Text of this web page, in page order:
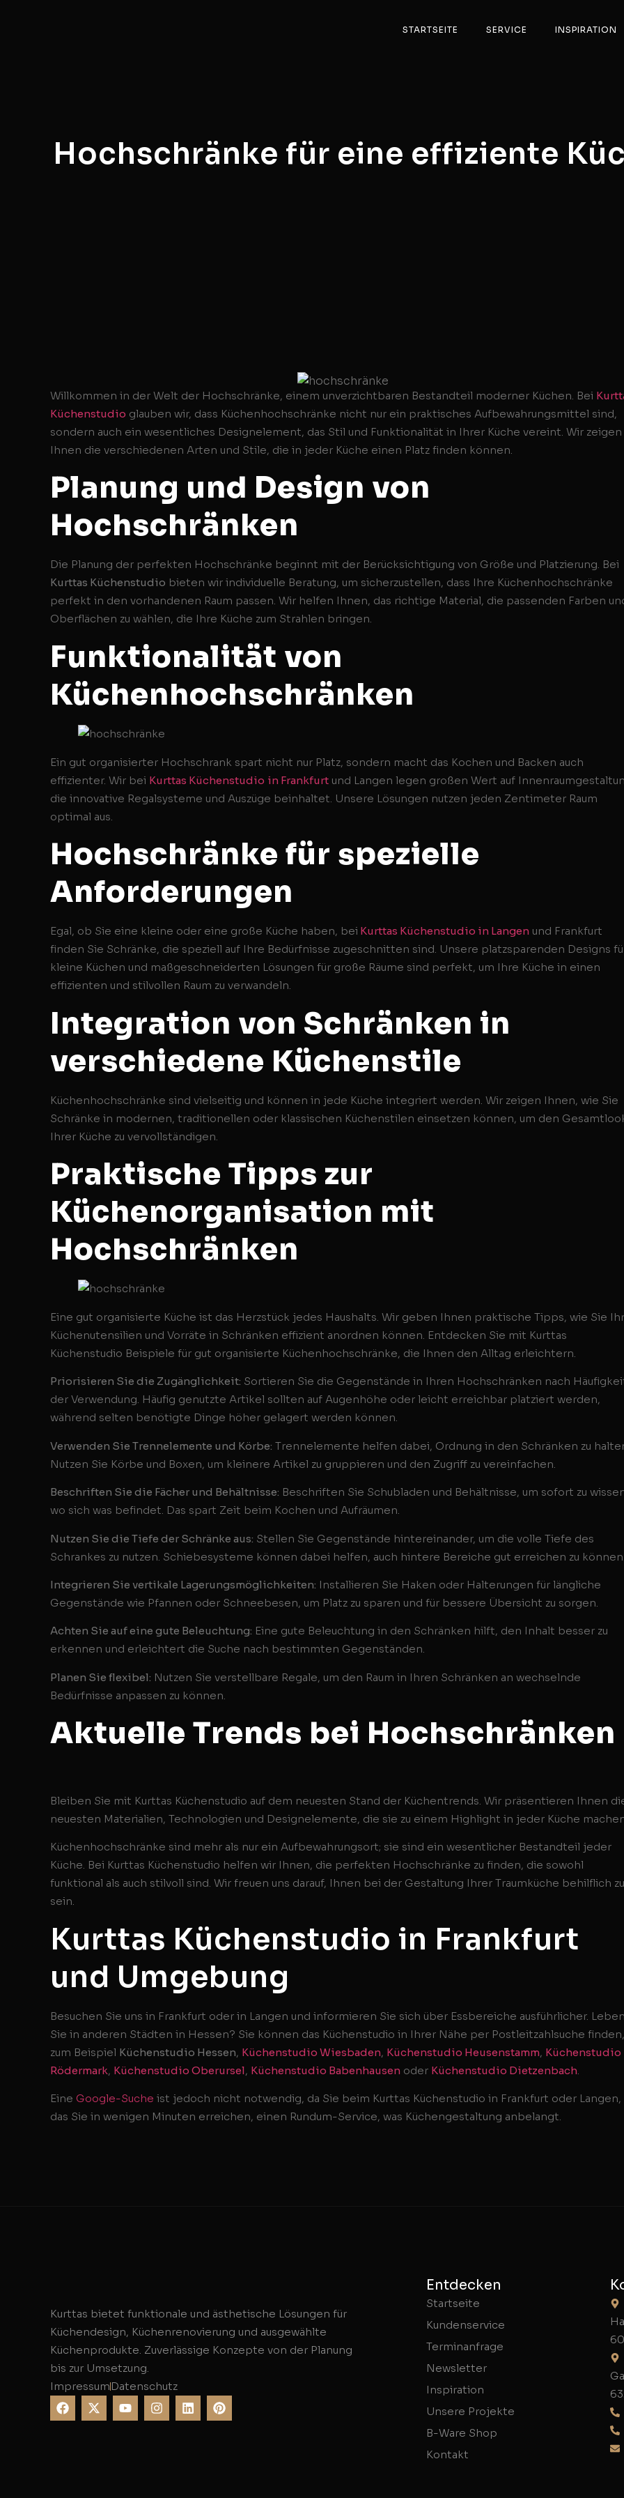
STARTSEITE SERVICE INSPIRATION
Hochschränke für eine effiziente
Willkommen in der Welt der Hochschränke, einem unverzichtbaren Bestandteil moderner Küchen. Bei
Küchenstudio glauben wir, dass Küchenhochschränke nicht nur ein praktisches Aufbewahrungsmittel sind,
sondern auch ein wesentliches Designelement, das Stil und Funktionalität in Ihrer Küche vereint. Wir zeigen
Ihnen die verschiedenen Arten und Stile, die in jeder Küche einen Platz finden können.
Planung und Design von
Hochschränken
Die Planung der perfekten Hochschränke beginnt mit der Berücksichtigung von Größe und Platzierung. Bei
Kurttas Küchenstudio bieten wir individuelle Beratung, um sicherzustellen, dass Ihre Küchenhochschränke
perfekt in den vorhandenen Raum passen. Wir helfen Ihnen, das richtige Material, die passenden Farben
Oberflächen zu wählen, die Ihre Küche zum Strahlen bringen.
Funktionalität von
Küchenhochschränken
Ein gut organisierter Hochschrank spart nicht nur Platz, sondern macht das Kochen und Backen auch
effizienter. Wir bei Kurttas Küchenstudio in Frankfurt und Langen legen großen Wert auf
die innovative Regalsysteme und Auszüge beinhaltet. Unsere Lösungen nutzen jeden Zentimeter Raum
optimal aus.
Hochschränke für spezielle
Anforderungen
Egal, ob Sie eine kleine oder eine große Küche haben, bei Kurttas Küchenstudio in Langen und Frankfurt
finden Sie Schränke, die speziell auf Ihre Bedürfnisse zugeschnitten sind. Unsere platzsparenden Designs
kleine Küchen und maßgeschneiderten Lösungen für große Räume sind perfekt, um Ihre Küche in einen
effizienten und stilvollen Raum zu verwandeln.
Integration von Schränken in
verschiedene Küchenstile
Küchenhochschränke sind vielseitig und können in jede Küche integriert werden. Wir zeigen Ihnen, wie Sie
Schränke in modernen, traditionellen oder klassischen Küchenstilen einsetzen können, um den
Ihrer Küche zu vervollständigen.
Praktische Tipps zur
Küchenorganisation mit
Hochschränken
Eine gut organisierte Küche ist das Herzstück jedes Haushalts. Wir geben Ihnen praktische Tipps, wie Sie
Küchenutensilien und Vorräte in Schränken effizient anordnen können. Entdecken Sie mit Kurttas
Küchenstudio Beispiele für gut organisierte Küchenhochschränke, die Ihnen den Alltag erleichtern.
Priorisieren Sie die Zugänglichkeit: Sortieren Sie die Gegenstände in Ihren Hochschränken nach
der Verwendung. Häufig genutzte Artikel sollten auf Augenhöhe oder leicht erreichbar platziert werden,
während selten benötigte Dinge höher gelagert werden können.
Verwenden Sie Trennelemente und Körbe: Trennelemente helfen dabei, Ordnung in den Schränken zu
Nutzen Sie Körbe und Boxen, um kleinere Artikel zu gruppieren und den Zugriff zu vereinfachen.
Beschriften Sie die Fächer und Behältnisse: Beschriften Sie Schubladen und Behältnisse, um sofort zu
wo sich was befindet. Das spart Zeit beim Kochen und Aufräumen.
Nutzen Sie die Tiefe der Schränke aus: Stellen Sie Gegenstände hintereinander, um die volle Tiefe des
Schrankes zu nutzen. Schiebesysteme können dabei helfen, auch hintere Bereiche gut erreichen zu
Integrieren Sie vertikale Lagerungsmöglichkeiten: Installieren Sie Haken oder Halterungen für längliche
Gegenstände wie Pfannen oder Schneebesen, um Platz zu sparen und für bessere Übersicht zu sorgen.
Achten Sie auf eine gute Beleuchtung: Eine gute Beleuchtung in den Schränken hilft, den Inhalt besser zu
erkennen und erleichtert die Suche nach bestimmten Gegenständen.
Planen Sie flexibel: Nutzen Sie verstellbare Regale, um den Raum in Ihren Schränken an wechselnde
Bedürfnisse anpassen zu können.
Aktuelle Trends bei Hochschränken
Bleiben Sie mit Kurttas Küchenstudio auf dem neuesten Stand der Küchentrends. Wir präsentieren Ihnen
neuesten Materialien, Technologien und Designelemente, die sie zu einem Highlight in jeder Küche
Küchenhochschränke sind mehr als nur ein Aufbewahrungsort; sie sind ein wesentlicher Bestandteil jeder
Küche. Bei Kurttas Küchenstudio helfen wir Ihnen, die perfekten Hochschränke zu finden, die sowohl
funktional als auch stilvoll sind. Wir freuen uns darauf, Ihnen bei der Gestaltung Ihrer Traumküche behilflich zu
sein.
Kurttas Küchenstudio in Frankfurt
und Umgebung
Besuchen Sie uns in Frankfurt oder in Langen und informieren Sie sich über Essbereiche ausführlicher.
Sie in anderen Städten in Hessen? Sie können das Küchenstudio in Ihrer Nähe per Postleitzahlsuche finden,
zum Beispiel Küchenstudio Hessen, Küchenstudio Wiesbaden, Küchenstudio Heusenstamm, Küchenstudio
Rödermark, Küchenstudio Oberursel, Küchenstudio Babenhausen oder Küchenstudio Dietzenbach.
Eine Google-Suche ist jedoch nicht notwendig, da Sie beim Kurttas Küchenstudio in Frankfurt oder Langen,
das Sie in wenigen Minuten erreichen, einen Rundum-Service, was Küchengestaltung anbelangt.
Kurttas bietet funktionale und ästhetische Lösungen für
Küchendesign, Küchenrenovierung und ausgewählte
Küchenprodukte. Zuverlässige Konzepte von der Planung
bis zur Umsetzung.
Impressum Datenschutz
Entdecken
Startseite
Kundenservice
Terminanfrage
Newsletter
Inspiration
Unsere Projekte
B-Ware Shop
Kontakt